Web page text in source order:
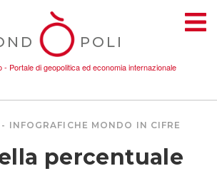
POLI
- Portale di geopolitica ed economia internazionale
INFOGRAFICHE MONDO IN CIFRE
percentuale